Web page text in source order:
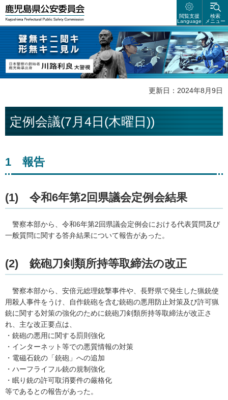
鹿児島県公安委員会
検索
メニュー
閲覧支援
Language
聲無キニ聴キ 形無キニ見ル 日本警察の創始者 鹿児島県出身 川路利良
大警視
更新日：2024年8月9日
定例会議(7月4日(木曜日))
1 報告
(1) 令和6年第2回県議会定例会結果
警察本部から、令和6年第2回県議会定例会における代表質問及び
一般質問に関する答弁結果について報告があった。
(2) 銃砲刀剣類所持等取締法の改正
警察本部から、安倍元総理銃撃事件や、長野県で発生した猟銃使
用殺人事件をうけ、自作銃砲を含む銃砲の悪用防止対策及び許可猟
銃に関する対策の強化のために銃砲刀剣類所持等取締法が改正さ
れ、主な改正要点は、
・銃砲の悪用に関する罰則強化
・インターネット等での悪質情報の対策
・電磁石銃の「銃砲」への追加
・ハーフライフル銃の規制強化
・眠り銃の許可取消要件の厳格化
等であるとの報告があった。